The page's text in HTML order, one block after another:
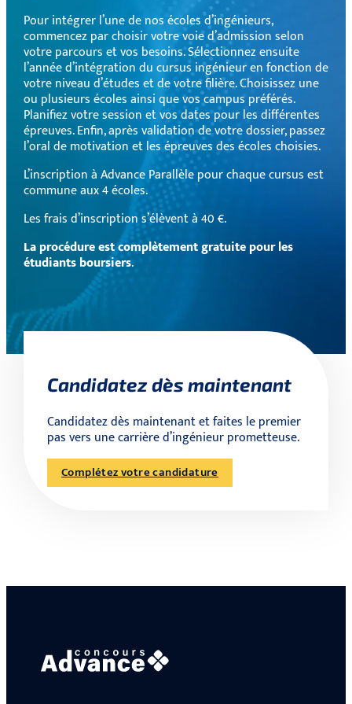
Pour intégrer l’une de nos écoles d’ingénieurs,
commencez par choisir votre voie d’admission selon
votre parcours et vos besoins. Sélectionnez ensuite
l’année d’intégration du cursus ingénieur en fonction de
votre niveau d’études et de votre filière. Choisissez une
ou plusieurs écoles ainsi que vos campus préférés.
Planifiez votre session et vos dates pour les différentes
épreuves. Enfin, après validation de votre dossier, passez
l’oral de motivation et les épreuves des écoles choisies.
L’inscription à Advance Parallèle pour chaque cursus est
commune aux 4 écoles.
Les frais d’inscription s’élèvent à 40 €.
La procédure est complètement gratuite pour les
étudiants boursiers.
Candidatez dès maintenant
Candidatez dès maintenant et faites le premier
pas vers une carrière d’ingénieur prometteuse.
Complétez votre candidature